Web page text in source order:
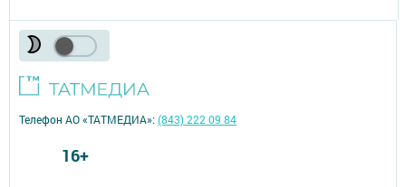
Телефон АО «ТАТМЕДИА»:(843) 222 09 84
16+